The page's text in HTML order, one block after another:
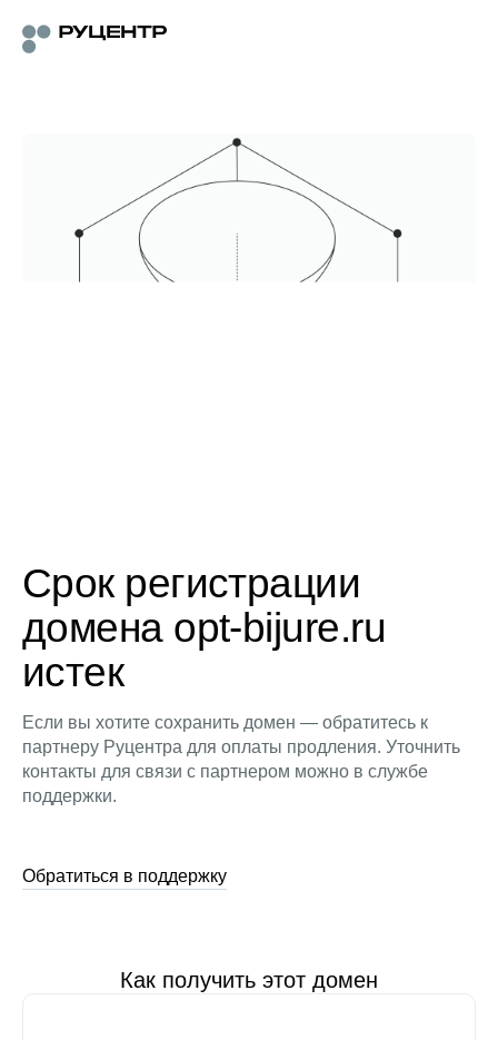
Срок регистрации
домена opt-bijure.ru
истек
Если вы хотите сохранить домен — обратитесь к
партнеру Руцентра для оплаты продления. Уточнить
контакты для связи с партнером можно в службе
поддержки.
Обратиться в поддержку
Как получить этот домен